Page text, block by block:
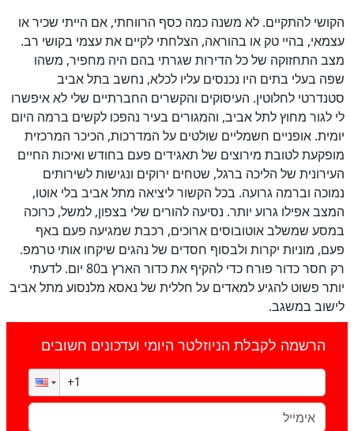
הקושי להתקיים. לא משנה כמה כסף הרווחתי, אם הייתי שכיר או
עצמאי, בהיי טק או בהוראה, הצלחתי לקיים את עצמי בקושי רב.
מצב התחזוקה של כל הדירות שגרתי בהם היה מחפיר, משהו
שפה בעלי בתים היו נכנסים עליו לכלא, נחשב בתל אביב
סטנדרטי לחלוטין. העיסוקים והקשרים החברתיים שלי לא איפשרו
לי לגור מחוץ לתל אביב, והמגורים בעיר נהפכו לקשים ברמה היום
יומית. אופניים חשמליים שולטים על המדרכות, הכיכר המרכזית
מופקעת לטובת מירוצים של תאגידים פעם בחודש ואיכות החיים
העירונית של הליכה ברגל, שטחים ירוקים ונגישות לשירותים
נמוכה וברמה גרועה. בכל הקשור ליציאה מתל אביב בלי אוטו,
המצב אפילו גרוע יותר. נסיעה להורים שלי בצפון, למשל, כרוכה
במסע שמשלב אוטובוסים ארוכים, רכבת שמגיעה פעם באף
פעם, מוניות יקרות ולבסוף חסדים של נהגים שיקחו אותי טרמפ.
רק חסר כדור פורח כדי להקיף את כדור הארץ ב80 יום. לדעתי
יותר פשוט להגיע למאדים על חללית של נאסא מלנסוע מתל אביב
לישוב במשגב.
הרשמה לקבלת הניוזלטר היומי ועדכונים חשובים